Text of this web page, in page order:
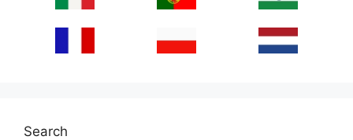
Search